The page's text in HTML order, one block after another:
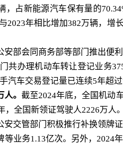
，占新能源汽车保有量的
年相比增加382万辆，增
安部会同商务部等部门推出便
共办理机动车转让登记业务
汽车交易登记量已连续5年超过
人。截至2024年底，全国机动
全国新领证驾驶人2226万人。
安交管部门积极推行补换领牌
业务1.13亿次。另外，2024